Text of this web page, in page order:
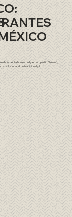
fomenta la amistad y el compartir. El menú,
fusionando lo tradicional y lo